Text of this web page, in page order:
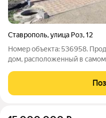
Ставрополь,улица Роз,12
Номер объекта: 536958.
дом, расположенный в
Лес» и имеет выгодное
построен в немецком стиле,